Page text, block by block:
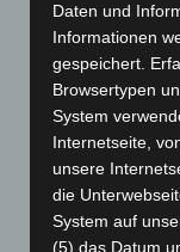
Februar 2026
Januar 2026(122)
Dezember 2025
November 2025
Oktober 2025
September 2025
August 2025 (90)
Daten und
Informationen
gespeichert.
Browsertypen
System
Internetseite,
unsere
die
System auf
(5) das Datum